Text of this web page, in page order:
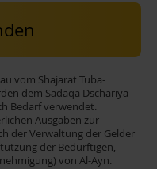
vom Shajarat Tuba-
dem Sadaqa Dschariya-
Bedarf verwendet.
Ausgaben zur
der Verwaltung der Gelder
der Bedürftigen,
von Al-Ayn.